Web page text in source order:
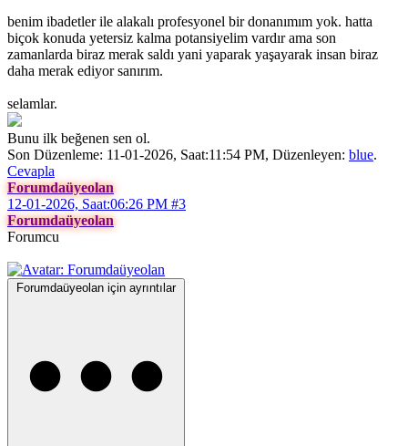
benim ibadetler ile alakalı profesyonel bir donanımım yok. hatta
biçok konuda yetersiz kalma potansiyelim vardır ama son
zamanlarda biraz merak saldı yani yaparak yaşayarak insan biraz
daha merak ediyor sanırım.
selamlar.
Bunu ilk beğenen sen ol.
Son Düzenleme: 11-01-2026, Saat:11:54 PM, Düzenleyen: blue.
Cevapla
Forumdaüyeolan
12-01-2026, Saat:06:26 PM #3
Forumdaüyeolan
Forumcu
Forumdaüyeolan için ayrıntılar